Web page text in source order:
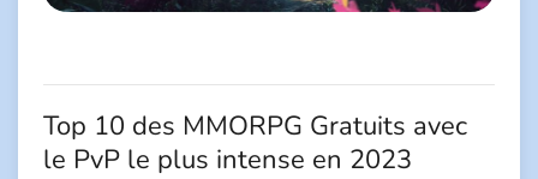
Top 10 des MMORPG Gratuits avec
le PvP le plus intense en 2023